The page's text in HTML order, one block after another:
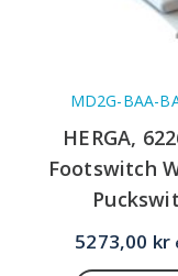
MD2G-BAA-
HERGA,
Footswitch
5273,00 kr